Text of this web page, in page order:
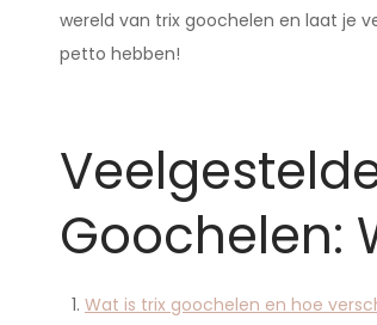
wereld van trix goochelen en laat je
petto hebben!
Goochelen:
Wat is trix goochelen en hoe